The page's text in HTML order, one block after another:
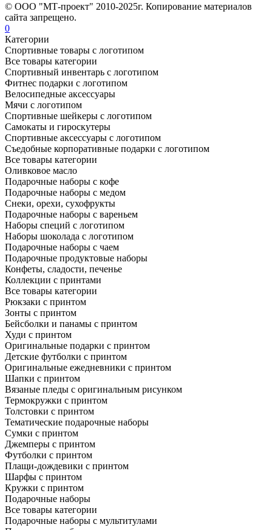
© ООО "МТ-проект" 2010-2025г. Копирование материалов
сайта запрещено.
0
Категории
Спортивные товары с логотипом
Все товары категории
Спортивный инвентарь с логотипом
Фитнес подарки с логотипом
Велосипедные аксессуары
Мячи с логотипом
Спортивные шейкеры с логотипом
Самокаты и гироскутеры
Спортивные аксессуары с логотипом
Съедобные корпоративные подарки с логотипом
Все товары категории
Оливковое масло
Подарочные наборы с кофе
Подарочные наборы с медом
Снеки, орехи, сухофрукты
Подарочные наборы с вареньем
Наборы специй с логотипом
Наборы шоколада с логотипом
Подарочные наборы с чаем
Подарочные продуктовые наборы
Конфеты, сладости, печенье
Коллекции с принтами
Все товары категории
Рюкзаки с принтом
Зонты с принтом
Бейсболки и панамы с принтом
Худи с принтом
Оригинальные подарки с принтом
Детские футболки с принтом
Оригинальные ежедневники с принтом
Шапки с принтом
Вязаные пледы с оригинальным рисунком
Термокружки с принтом
Толстовки с принтом
Тематические подарочные наборы
Сумки с принтом
Джемперы с принтом
Футболки с принтом
Плащи-дождевики с принтом
Шарфы с принтом
Кружки с принтом
Подарочные наборы
Все товары категории
Подарочные наборы с мультитулами